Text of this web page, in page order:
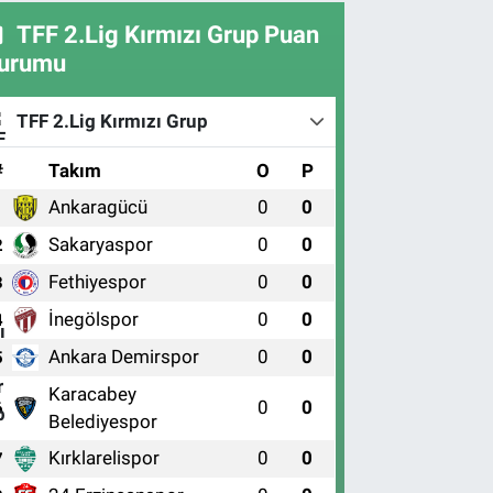
TFF 2.Lig Kırmızı Grup Puan
TFF 2.Lig Kırmızı Grup
Takım O P
Ankaragücü 0 0
Sakaryaspor 0 0
Fethiyespor 0 0
İnegölspor 0 0
Ankara Demirspor 0 0
Karacabey
Belediyespor
0 0
Kırklarelispor 0 0